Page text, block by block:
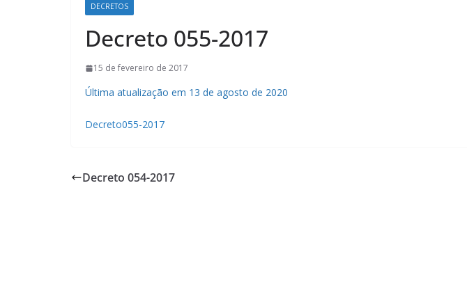
DECRETOS
Decreto 055-2017
15 de fevereiro de 2017
Última atualização em 13 de agosto de 2020
Decreto055-2017
Decreto 054-2017